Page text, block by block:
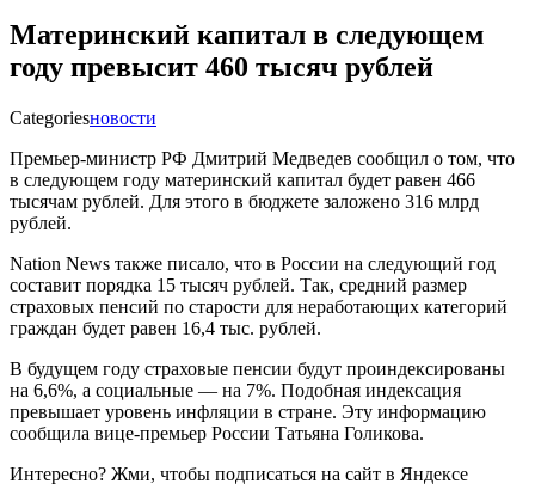
Материнский капитал в следующем
году превысит 460 тысяч рублей
Categoriesновости
Премьер-министр РФ Дмитрий Медведев сообщил о том, что
в следующем году материнский капитал будет равен 466
тысячам рублей. Для этого в бюджете заложено 316 млрд
рублей.
Nation News также писало, что в России на следующий год
составит порядка 15 тысяч рублей. Так, средний размер
страховых пенсий по старости для неработающих категорий
граждан будет равен 16,4 тыс. рублей.
В будущем году страховые пенсии будут проиндексированы
на 6,6%, а социальные — на 7%. Подобная индексация
превышает уровень инфляции в стране. Эту информацию
сообщила вице-премьер России Татьяна Голикова.
Интересно? Жми, чтобы подписаться на сайт в Яндексе